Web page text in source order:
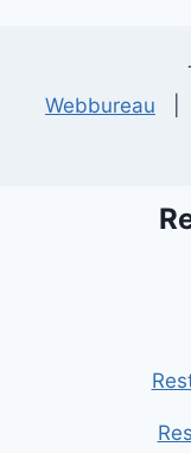
Webbureau |